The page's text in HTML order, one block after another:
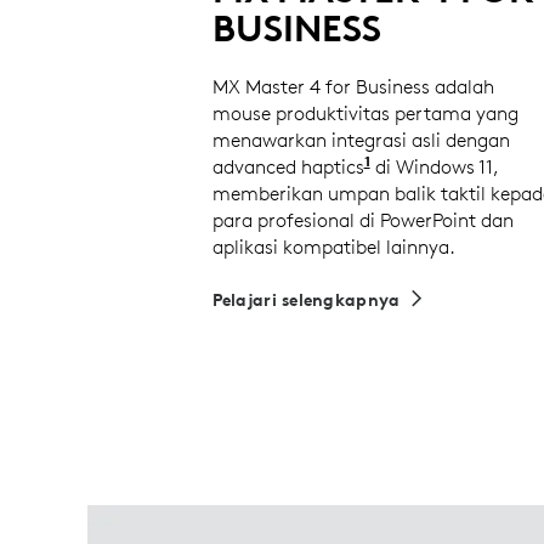
BUSINESS
MX Master 4 for Business adalah
mouse produktivitas pertama yang
menawarkan integrasi asli dengan
advanced haptics1Pengguna yang
di Windows 11,
memberikan umpan balik taktil
para profesional di PowerPoint dan
aplikasi kompatibel lainnya.
Pelajari selengkapnya